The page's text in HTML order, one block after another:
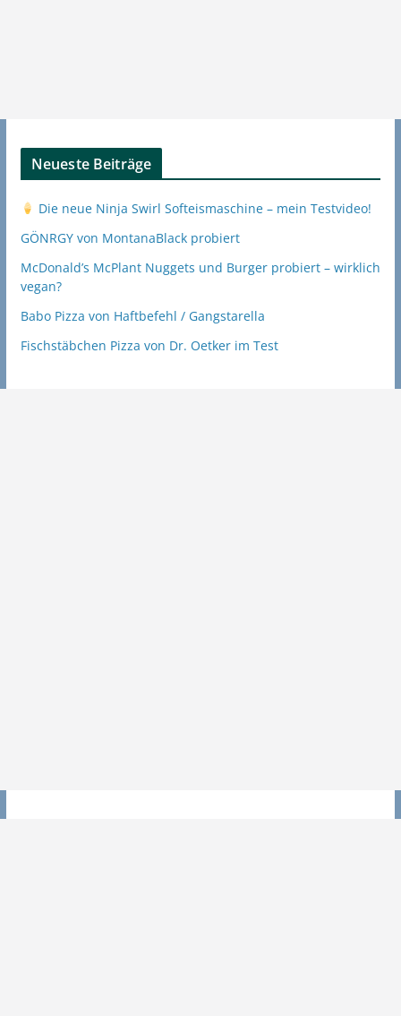
Neueste Beiträge
Die neue Ninja Swirl Softeismaschine – mein Testvideo!
GÖNRGY von MontanaBlack probiert
McDonald’s McPlant Nuggets und Burger probiert – wirklich
vegan?
Babo Pizza von Haftbefehl / Gangstarella
Fischstäbchen Pizza von Dr. Oetker im Test